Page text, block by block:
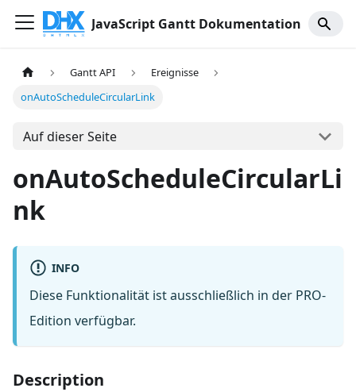
JavaScript Gantt Dokumentation
Gantt API
Ereignisse
onAutoScheduleCircularLink
Auf dieser Seite
onAutoScheduleCircularLi
nk
INFO
Diese Funktionalität ist ausschließlich in der PRO-
Edition verfügbar.
Description